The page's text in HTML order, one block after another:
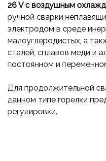
26 V с воздушным
ручной сварки
электродом в среде
малоуглеродистых, а
сталей, сплавов меди и
постоянном и
Для продолжительной
данном типе горелки
регулировки.